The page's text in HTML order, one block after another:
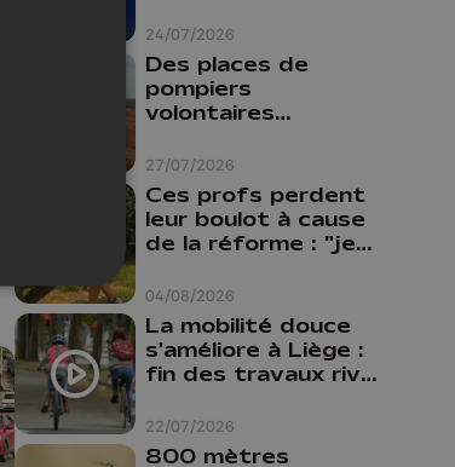
24/07/2026
27/07/2026
Des places de
pompiers
volontaires
province de Liège :
"Un citoyen qui
n'est formé ne
peut pas nous
aider"
04/08/2026
Ces profs perdent
leur boulot à cause
de la réforme : "je
comme prof que
comme
pharmacienne"
22/07/2026
La mobilité douce
s'améliore à Liège :
fin des travaux rive
cyclo-piétonnes
Avroy et
800 mètres